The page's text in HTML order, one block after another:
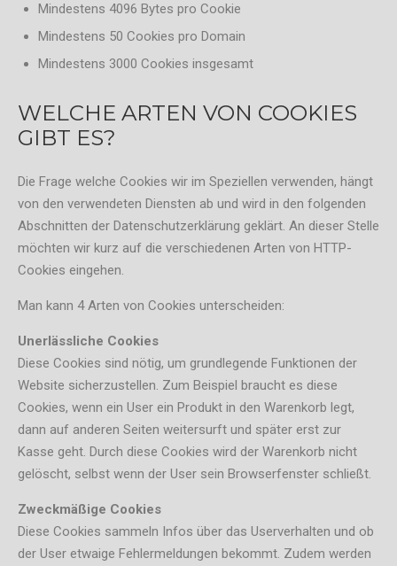
Mindestens 4096 Bytes pro Cookie
Mindestens 50 Cookies pro Domain
Mindestens 3000 Cookies insgesamt
WELCHE ARTEN VON COOKIES
GIBT ES?
Die Frage welche Cookies wir im Speziellen verwenden, hängt
von den verwendeten Diensten ab und wird in den folgenden
Abschnitten der Datenschutzerklärung geklärt. An dieser Stelle
möchten wir kurz auf die verschiedenen Arten von HTTP-
Cookies eingehen.
Man kann 4 Arten von Cookies unterscheiden:
Unerlässliche Cookies
Diese Cookies sind nötig, um grundlegende Funktionen der
Website sicherzustellen. Zum Beispiel braucht es diese
Cookies, wenn ein User ein Produkt in den Warenkorb legt,
dann auf anderen Seiten weitersurft und später erst zur
Kasse geht. Durch diese Cookies wird der Warenkorb nicht
gelöscht, selbst wenn der User sein Browserfenster schließt.
Zweckmäßige Cookies
Diese Cookies sammeln Infos über das Userverhalten und ob
der User etwaige Fehlermeldungen bekommt. Zudem werden